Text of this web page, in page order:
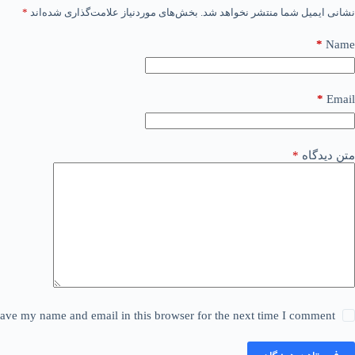
نشانی ایمیل شما منتشر نخواهد شد. بخش‌های موردنیاز علامت‌گذاری شده‌اند *
Name
*
Email
*
متن دیدگاه *
my name and email in this browser for the next time I comment.